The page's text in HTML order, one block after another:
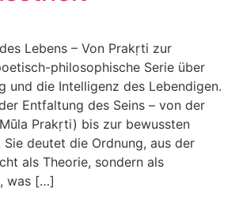
Lebens – Von Prakṛti zur
philosophische Serie über
und die Intelligenz des Lebendigen.
Entfaltung des Seins – von der
Prakṛti) bis zur bewussten
deutet die Ordnung, aus der
als Theorie, sondern als
was […]